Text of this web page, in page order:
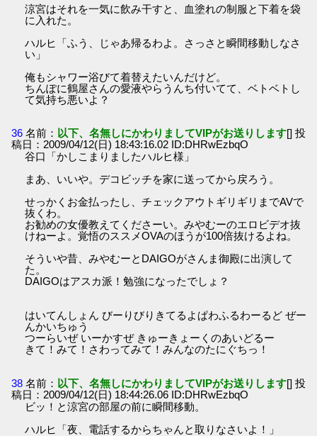
涼宮はそれを一気に飲み干すと、血塗れの制服と下着を袋
に入れた。
ハルヒ「ふう、じゃあ帰るわよ。さっさと瞬間移動しなさ
い」
俺もシャワー浴びて着替えたいんだけど。
ちんぽに鶴屋さんの愛液やらうんち付いてて、ベトベトし
て気持ち悪いよ？
36 名前： 以下、名無しにかわりましてVIPがお送りします[] 投
稿日：2009/04/12(日) 18:43:16.02 ID:DHRwEzbqO
谷口「かしこまりましたハルヒ様」
まあ、いいや。デコビッチを家に送ってから戻ろう。
せっかくお金払ったし、チェックアウトギリギリまでAVで
抜くわ。
お勧めの女優教えてくださーい。みやむーのエロビデオ抜
けねーよ。覚悟のススメOVAのほうが100倍抜けるよね。
そういや昔、みやむーとDAIGOがさんま御殿に出演して
た。
DAIGOはアスカ派！勉強になったでしょ？
はいてんしょん びーりびりきてるよぱわふるわーるど ぜー
んかいちゅう
つーらいぜ いーかすぜ きゅーきょーくのあいどるー
きて！みて！さわってみて！みんなのたにぐちっ！
38 名前： 以下、名無しにかわりましてVIPがお送りします[] 投
稿日：2009/04/12(日) 18:44:26.06 ID:DHRwEzbqO
ビッ！と涼宮の部屋の前に瞬間移動。
ハルヒ「夜、電話するからちゃんと取りなさいよ！」